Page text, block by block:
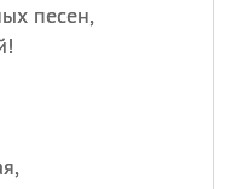
песен,